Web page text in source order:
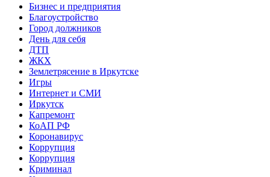
Бизнес и предприятия
Благоустройство
Город должников
День для себя
ДТП
ЖКХ
Землетрясение в Иркутске
Игры
Интернет и СМИ
Иркутск
Капремонт
КоАП РФ
Коронавирус
Коррупция
Коррупция
Криминал